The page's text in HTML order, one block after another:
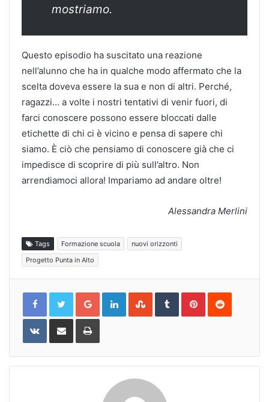
mostriamo.
Questo episodio ha suscitato una reazione
nell’alunno che ha in qualche modo affermato che la
scelta doveva essere la sua e non di altri. Perché,
ragazzi… a volte i nostri tentativi di venir fuori, di
farci conoscere possono essere bloccati dalle
etichette di chi ci è vicino e pensa di sapere chi
siamo. È ciò che pensiamo di conoscere già che ci
impedisce di scoprire di più sull’altro. Non
arrendiamoci allora! Impariamo ad andare oltre!
Alessandra Merlini
Tags Formazione scuola
nuovi orizzonti
Progetto Punta in Alto
Google+LinkedInStumbleUpon
TumblrPinterestReddit
VKontakteShare
Email
Print